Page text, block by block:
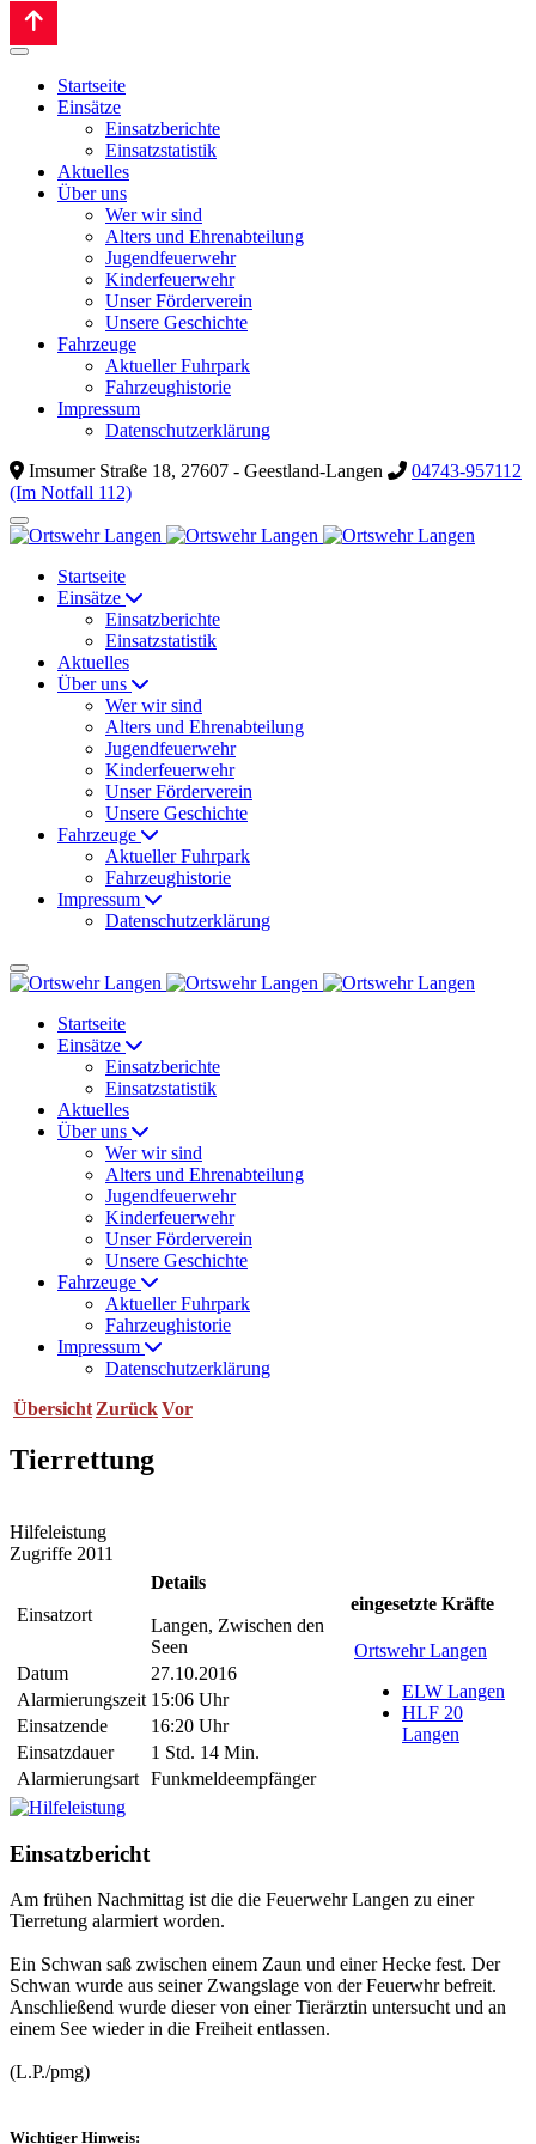
Startseite
Einsätze
Einsatzberichte
Einsatzstatistik
Aktuelles
Über uns
Wer wir sind
Alters und Ehrenabteilung
Jugendfeuerwehr
Kinderfeuerwehr
Unser Förderverein
Unsere Geschichte
Fahrzeuge
Aktueller Fuhrpark
Fahrzeughistorie
Impressum
Datenschutzerklärung
Imsumer Straße 18, 27607 - Geestland-Langen
04743-957112
(Im Notfall 112)
Startseite
Einsätze
Einsatzberichte
Einsatzstatistik
Aktuelles
Über uns
Wer wir sind
Alters und Ehrenabteilung
Jugendfeuerwehr
Kinderfeuerwehr
Unser Förderverein
Unsere Geschichte
Fahrzeuge
Aktueller Fuhrpark
Fahrzeughistorie
Impressum
Datenschutzerklärung
Startseite
Einsätze
Einsatzberichte
Einsatzstatistik
Aktuelles
Über uns
Wer wir sind
Alters und Ehrenabteilung
Jugendfeuerwehr
Kinderfeuerwehr
Unser Förderverein
Unsere Geschichte
Fahrzeuge
Aktueller Fuhrpark
Fahrzeughistorie
Impressum
Datenschutzerklärung
Übersicht ZurückVor
Tierrettung
Hilfeleistung
Zugriffe 2011
Einsatzort
Details
Langen, Zwischen den
Seen
Datum
27.10.2016
Alarmierungszeit 15:06 Uhr
Einsatzende
16:20 Uhr
Einsatzdauer
1 Std. 14 Min.
Alarmierungsart Funkmeldeempfänger
eingesetzte Kräfte
Ortswehr Langen
ELW Langen
HLF 20
Langen
Einsatzbericht
Am frühen Nachmittag ist die die Feuerwehr Langen zu einer
Tierretung alarmiert worden.
Ein Schwan saß zwischen einem Zaun und einer Hecke fest. Der
Schwan wurde aus seiner Zwangslage von der Feuerwhr befreit.
Anschließend wurde dieser von einer Tierärztin untersucht und an
einem See wieder in die Freiheit entlassen.
(L.P./pmg)
Wichtiger Hinweis: